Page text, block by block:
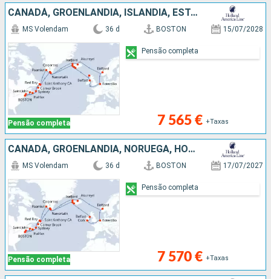
CANADÁ, GROENLANDIA, ISLÂNDIA, ESTADOS UNIDOS, IRLANDA, HOLANDA, NORUEGA, REINO UNIDO
Pensão completa
MS Volendam 36 d BOSTON 15/07/2028
7 565 € +Taxas
Pensão completa
CANADÁ, GROENLANDIA, NORUEGA, HOLANDA, IRLANDA, ISLÂNDIA, ESTADOS UNIDOS
Pensão completa
MS Volendam 36 d BOSTON 17/07/2027
7 570 € +Taxas
Pensão completa